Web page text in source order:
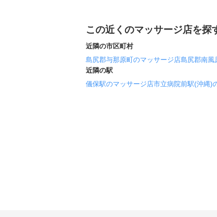
この近くのマッサージ店を探
近隣の市区町村
島尻郡与那原町のマッサージ店島尻郡南風
近隣の駅
儀保駅のマッサージ店市立病院前駅(沖縄)